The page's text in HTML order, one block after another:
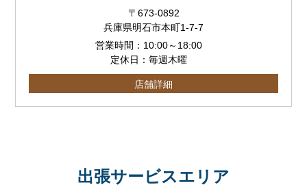
〒673-0892
兵庫県明石市本町1-7-7
営業時間： 10:00～ 18:00
定休日：毎週木曜
店舗詳細
出張サービスエリア